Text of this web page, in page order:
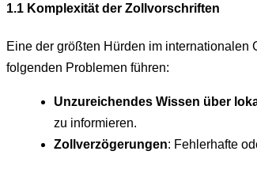
1.1 Komplexität der Zollvorschriften
Eine der größten Hürden im internationalen
folgenden Problemen führen:
Unzureichendes Wissen über
zu informieren.
Zollverzögerungen: Fehlerhafte